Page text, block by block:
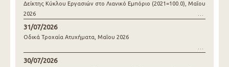
Δείκτης Κύκλου Εργασιών στο Λιανικό Εμπόριο (2021=100.0), Μαΐου
2026
31/07/2026
Οδικά Τροχαία Ατυχήματα, Μαΐου 2026
30/07/2026